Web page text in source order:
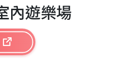
內遊樂場